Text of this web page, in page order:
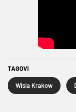
TAGOVI
Wisla Krakow